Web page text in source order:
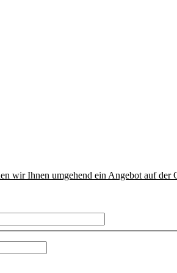
wir Ihnen umgehend ein Angebot auf der